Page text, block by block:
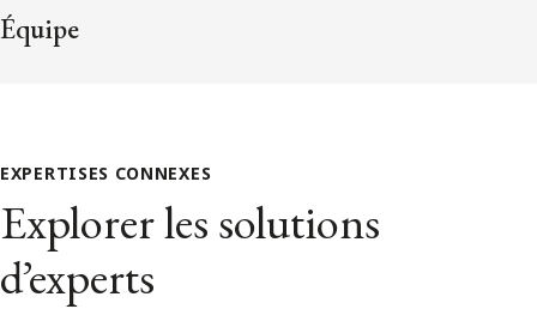
Équipe
EXPERTISES CONNEXES
Explorer les solutions
d’experts